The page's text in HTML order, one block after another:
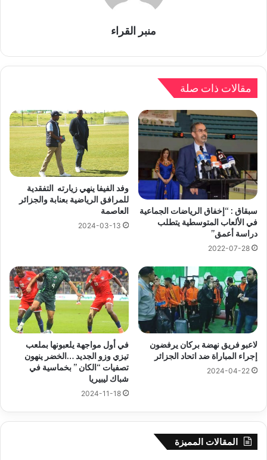
منبر القراء
مقالات ذات صلة
سبقاق : “إخفاق الرياضات الجماعية
في الألعاب المتوسطية يتطلب
دراسة أعمق”
2022-07-28
وفد الفيفا ينهي زيارته التفقدية
للمرافق الرياضية بعنابة والجزائر
العاصمة
2024-03-13
لاعبو فريق نهضة بركان يرفضون
إجراء المباراة ضد اتحاد الجزائر
2024-04-22
في أول مواجهة يلعبونها بملعب
تيزي وزو الجديد …الخضر ينهون
تصفيات “الكان ” بخماسية في
شباك ليبيريا
2024-11-18
المقالات المميزة